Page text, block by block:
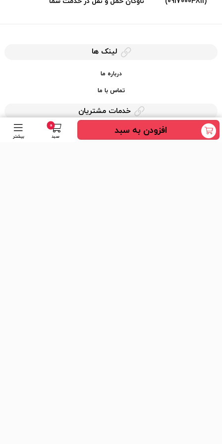
افزودن به سبد 0
سبد بیشتر
لینک ها
درباره ما
تماس با ما
خدمات مشتریان
حریم خصوصی